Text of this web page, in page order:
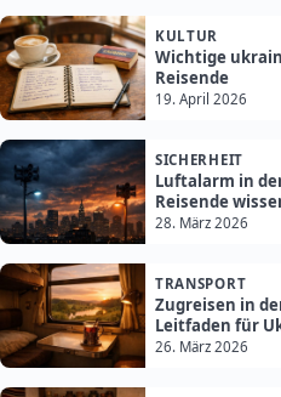
KULTUR
Wichtige
Reisende
19. April 2026
SICHERHEIT
Luftalarm in
Reisende
28. März 2026
TRANSPORT
Zugreisen in
Leitfaden für
26. März 2026